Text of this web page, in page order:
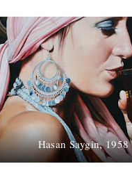
Hasan Saygin, 1958